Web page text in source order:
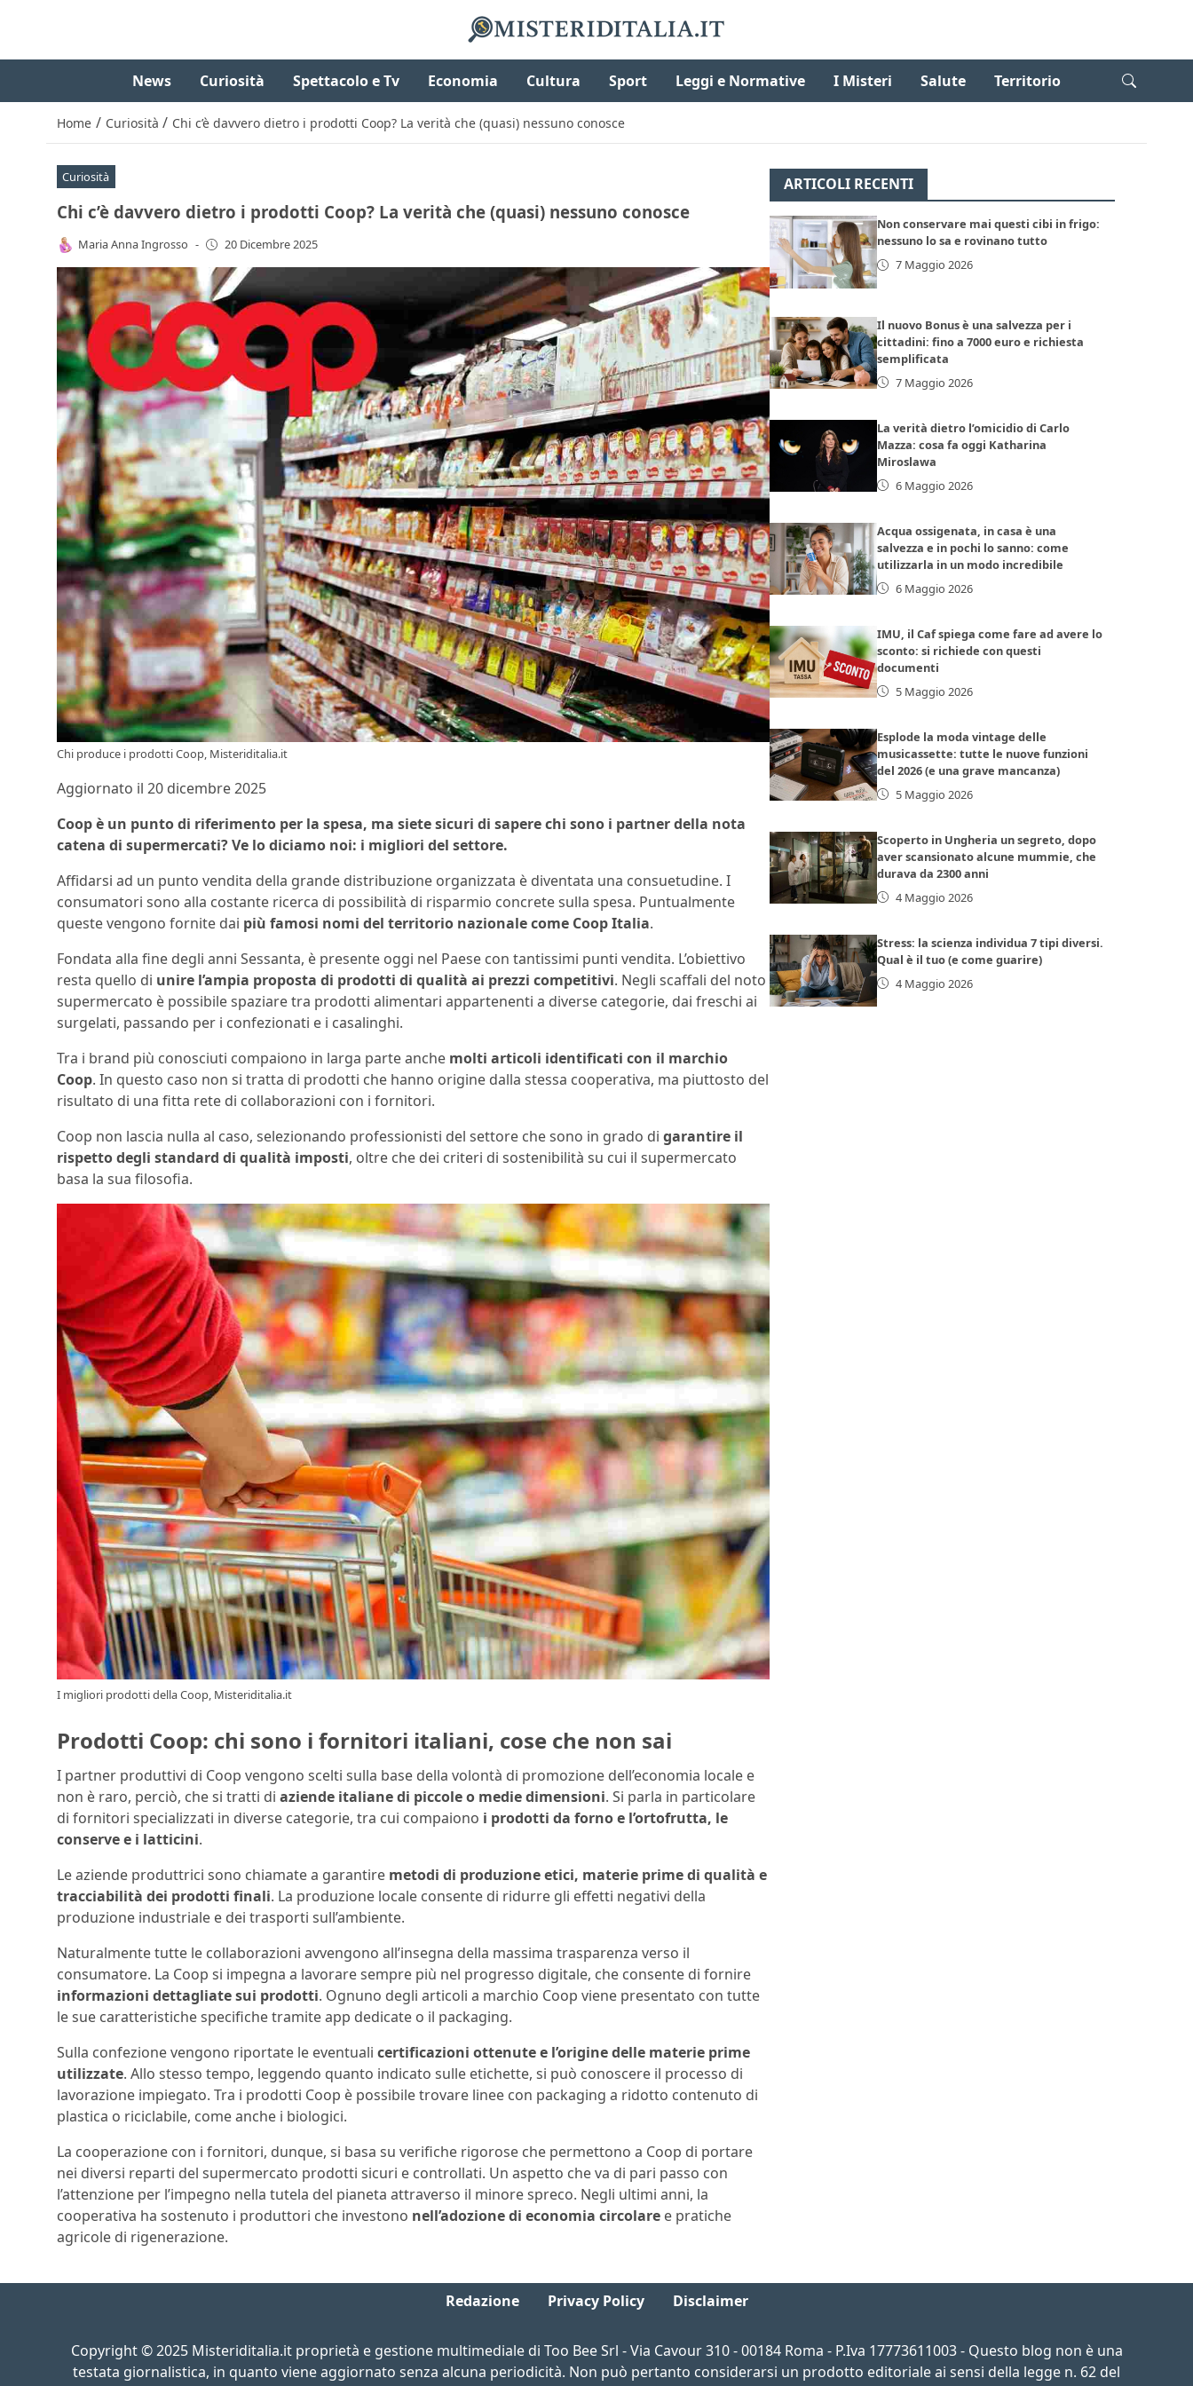
News Curiosità Spettacolo e Tv Economia Cultura Sport Leggi e Normative I Misteri Salute Territorio
Home / Curiosità / Chi c’è davvero dietro i prodotti Coop? La verità che (quasi) nessuno conosce
Curiosità
Chi c’è davvero dietro i prodotti Coop? La verità che (quasi) nessuno conosce
Maria Anna Ingrosso - 20 Dicembre 2025
Chi produce i prodotti Coop, Misteriditalia.it
Aggiornato il 20 dicembre 2025
Coop è un punto di riferimento per la spesa, ma siete sicuri di sapere chi sono i partner della nota
catena di supermercati? Ve lo diciamo noi: i migliori del settore.
Affidarsi ad un punto vendita della grande distribuzione organizzata è diventata una consuetudine. I
consumatori sono alla costante ricerca di possibilità di risparmio concrete sulla spesa. Puntualmente
queste vengono fornite dai più famosi nomi del territorio nazionale come Coop Italia.
Fondata alla fine degli anni Sessanta, è presente oggi nel Paese con tantissimi punti vendita. L’obiettivo
resta quello di unire l’ampia proposta di prodotti di qualità ai prezzi competitivi. Negli scaffali del noto
supermercato è possibile spaziare tra prodotti alimentari appartenenti a diverse categorie, dai freschi ai
surgelati, passando per i confezionati e i casalinghi.
Tra i brand più conosciuti compaiono in larga parte anche molti articoli identificati con il marchio
Coop. In questo caso non si tratta di prodotti che hanno origine dalla stessa cooperativa, ma piuttosto del
risultato di una fitta rete di collaborazioni con i fornitori.
Coop non lascia nulla al caso, selezionando professionisti del settore che sono in grado di garantire il
rispetto degli standard di qualità imposti, oltre che dei criteri di sostenibilità su cui il supermercato
basa la sua filosofia.
I migliori prodotti della Coop, Misteriditalia.it
Prodotti Coop: chi sono i fornitori italiani, cose che non sai
I partner produttivi di Coop vengono scelti sulla base della volontà di promozione dell’economia locale e
non è raro, perciò, che si tratti di aziende italiane di piccole o medie dimensioni. Si parla in particolare
di fornitori specializzati in diverse categorie, tra cui compaiono i prodotti da forno e l’ortofrutta, le
conserve e i latticini.
Le aziende produttrici sono chiamate a garantire metodi di produzione etici, materie prime di qualità e
tracciabilità dei prodotti finali. La produzione locale consente di ridurre gli effetti negativi della
produzione industriale e dei trasporti sull’ambiente.
Naturalmente tutte le collaborazioni avvengono all’insegna della massima trasparenza verso il
consumatore. La Coop si impegna a lavorare sempre più nel progresso digitale, che consente di fornire
informazioni dettagliate sui prodotti. Ognuno degli articoli a marchio Coop viene presentato con tutte
le sue caratteristiche specifiche tramite app dedicate o il packaging.
Sulla confezione vengono riportate le eventuali certificazioni ottenute e l’origine delle materie prime
utilizzate. Allo stesso tempo, leggendo quanto indicato sulle etichette, si può conoscere il processo di
lavorazione impiegato. Tra i prodotti Coop è possibile trovare linee con packaging a ridotto contenuto di
plastica o riciclabile, come anche i biologici.
La cooperazione con i fornitori, dunque, si basa su verifiche rigorose che permettono a Coop di portare
nei diversi reparti del supermercato prodotti sicuri e controllati. Un aspetto che va di pari passo con
l’attenzione per l’impegno nella tutela del pianeta attraverso il minore spreco. Negli ultimi anni, la
cooperativa ha sostenuto i produttori che investono nell’adozione di economia circolare e pratiche
agricole di rigenerazione.
ARTICOLI RECENTI
Non conservare mai questi cibi in frigo:
nessuno lo sa e rovinano tutto
7 Maggio 2026
Il nuovo Bonus è una salvezza per i
cittadini: fino a 7000 euro e richiesta
semplificata
7 Maggio 2026
La verità dietro l’omicidio di Carlo
Mazza: cosa fa oggi Katharina
Miroslawa
6 Maggio 2026
Acqua ossigenata, in casa è una
salvezza e in pochi lo sanno: come
utilizzarla in un modo incredibile
6 Maggio 2026
IMU, il Caf spiega come fare ad avere lo
sconto: si richiede con questi
documenti
5 Maggio 2026
Esplode la moda vintage delle
musicassette: tutte le nuove funzioni
del 2026 (e una grave mancanza)
5 Maggio 2026
Scoperto in Ungheria un segreto, dopo
aver scansionato alcune mummie, che
durava da 2300 anni
4 Maggio 2026
Stress: la scienza individua 7 tipi diversi.
Qual è il tuo (e come guarire)
4 Maggio 2026
Redazione Privacy Policy Disclaimer
Copyright © 2025 Misteriditalia.it proprietà e gestione multimediale di Too Bee Srl - Via Cavour 310 - 00184 Roma - P.Iva 17773611003 - Questo blog non è una
testata giornalistica, in quanto viene aggiornato senza alcuna periodicità. Non può pertanto considerarsi un prodotto editoriale ai sensi della legge n. 62 del